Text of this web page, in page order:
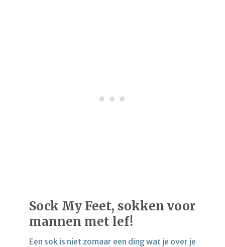
Sock My Feet, sokken voor
mannen met lef!
Een sok is niet zomaar een ding wat je over je